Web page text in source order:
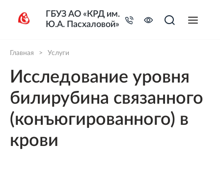
Главная > Услуги
Исследование уровня
билирубина связанного
(конъюгированного) в
крови
ГБУЗ АО «КРД им.
Ю.А. Пасхаловой»